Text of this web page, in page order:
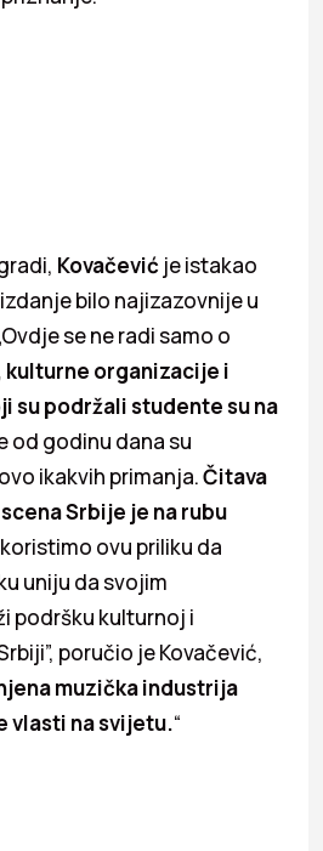
Kovačević je istakao
bilo najizazovnije u
se ne radi samo o
kulturne organizacije i
su podržali studente su na
od godinu dana su
ikakvih primanja.Čitava
Srbije je na rubu
ovu priliku da
uniju da svojim
podršku kulturnoj i
poručio je Kovačević,
muzička industrija
vlasti na svijetu.“